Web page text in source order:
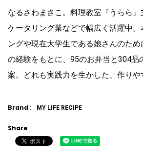
なるさわまさこ。料理教室『うらら』
ケータリング業などで幅広く活躍中。
ングや現在大学生である娘さんのた
の経験をもとに、95のお弁当と304品
案。どれも実践力を生かした、作りや
Brand : MY LIFE RECIPE
Share